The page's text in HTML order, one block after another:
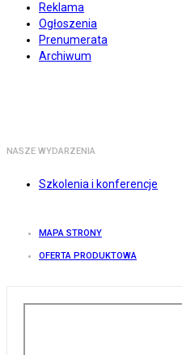
Reklama
Ogłoszenia
Prenumerata
Archiwum
NASZE WYDARZENIA
Szkolenia i konferencje
MAPA STRONY
OFERTA PRODUKTOWA